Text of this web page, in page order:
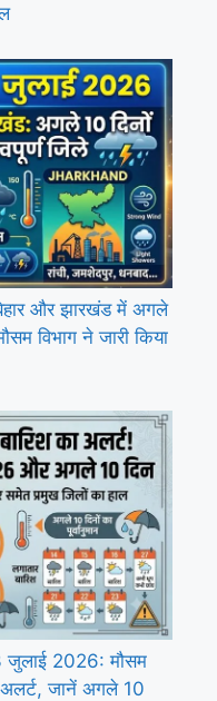
और झारखंड में अगले
विभाग ने जारी किया
जुलाई 2026: मौसम
अलर्ट, जानें अगले 10